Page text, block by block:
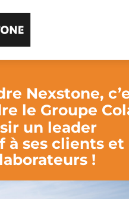
Nexstone,
le Groupe
un leader
à ses clients et
!